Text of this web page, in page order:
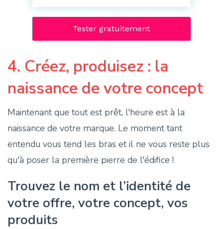
4. Créez, produisez : la
naissance de votre concept
Maintenant que tout est prêt, l'heure est à la
naissance de votre marque. Le moment tant
entendu vous tend les bras et il ne vous reste plus
qu'à poser la première pierre de l'édifice !
Trouvez le nom et l’identité de
votre offre, votre concept, vos
produits